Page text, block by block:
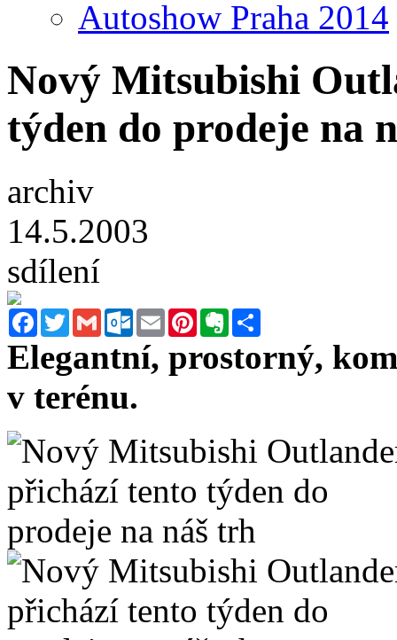
Autoshow Praha 2014
Nový Mitsubishi
týden do prodeje na
archiv
14.5.2003
sdílení
FacebookTwitterGmail Outlook.com
Email PinterestEvernote
Elegantní, prostorný,
v terénu.